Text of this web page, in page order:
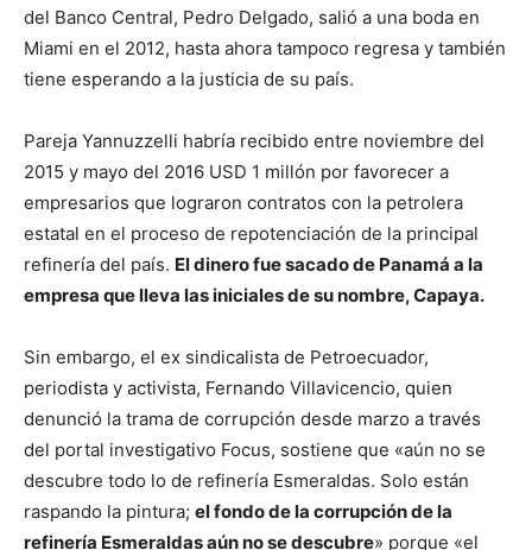
del Banco Central, Pedro Delgado, salió a una boda en
Miami en el 2012, hasta ahora tampoco regresa y también
tiene esperando a la justicia de su país.
Pareja Yannuzzelli habría recibido entre noviembre del
2015 y mayo del 2016 USD 1 millón por favorecer a
empresarios que lograron contratos con la petrolera
estatal en el proceso de repotenciación de la principal
refinería del país. El dinero fue sacado de Panamá a la
empresa que lleva las iniciales de su nombre, Capaya.
Sin embargo, el ex sindicalista de Petroecuador,
periodista y activista, Fernando Villavicencio, quien
denunció la trama de corrupción desde marzo a través
del portal investigativo Focus, sostiene que «aún no se
descubre todo lo de refinería Esmeraldas. Solo están
raspando la pintura; el fondo de la corrupción de la
refinería Esmeraldas aún no se descubre» porque «el